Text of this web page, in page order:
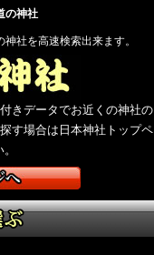
の神社
社を高速検索出来ます。
きデータでお近くの神社の
す場合は日本神社トップペ